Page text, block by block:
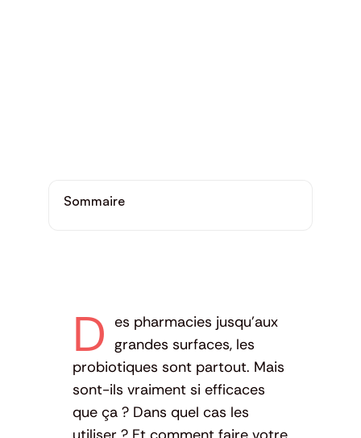
Sommaire
D es pharmacies jusqu’aux
grandes surfaces, les
probiotiques sont partout. Mais
sont-ils vraiment si efficaces
que ça ? Dans quel cas les